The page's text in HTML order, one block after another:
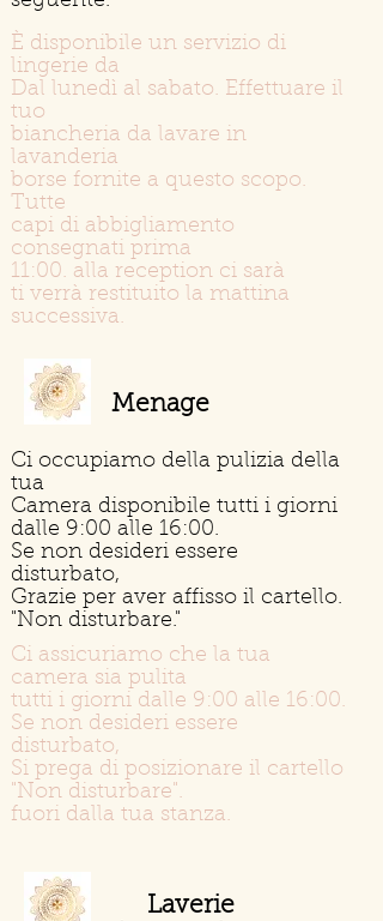
È disponibile un servizio di
lingerie da
Dal lunedì al sabato. Effettuare il
tuo
biancheria da lavare in
lavanderia
borse fornite a questo scopo.
Tutte
capi di abbigliamento
consegnati prima
11:00. alla reception ci sarà
ti verrà restituito la mattina
successiva.
Menage
Ci occupiamo della pulizia della
tua
Camera disponibile tutti i giorni
dalle 9:00 alle 16:00.
Se non desideri essere
disturbato,
Grazie per aver affisso il cartello.
"Non disturbare."
Ci assicuriamo che la tua
camera sia pulita
tutti i giorni dalle 9:00 alle 16:00.
Se non desideri essere
disturbato,
Si prega di posizionare il cartello
"Non disturbare".
fuori dalla tua stanza.
Laverie